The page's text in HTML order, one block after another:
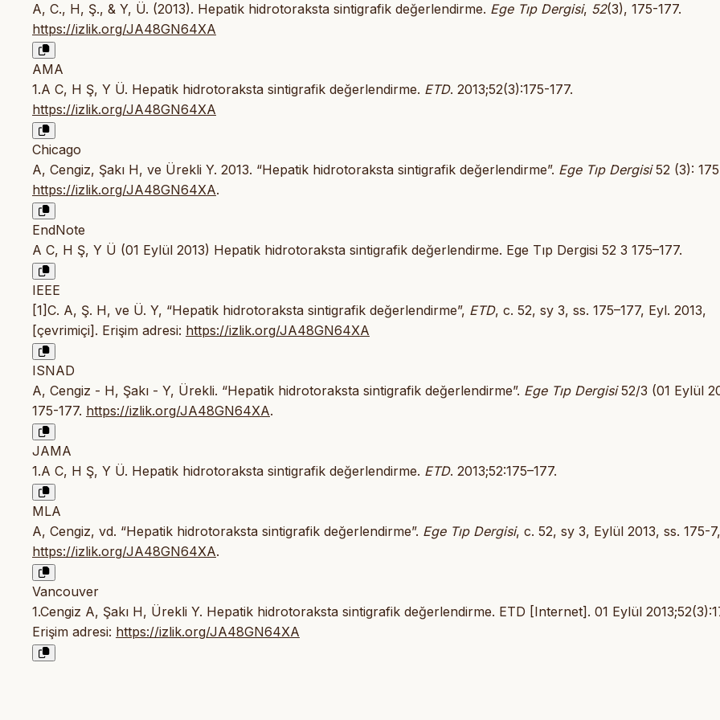
A, C., H, Ş., & Y, Ü. (2013). Hepatik hidrotoraksta sintigrafik değerlendirme. Ege Tıp Dergisi, 52(3), 175-177.
https://izlik.org/JA48GN64XA
AMA
1.A C, H Ş, Y Ü. Hepatik hidrotoraksta sintigrafik değerlendirme. ETD. 2013;52(3):175-177.
https://izlik.org/JA48GN64XA
Chicago
A, Cengiz, Şakı H, ve Ürekli Y. 2013. “Hepatik hidrotoraksta sintigrafik değerlendirme”. Ege Tıp Dergisi52 (3):
https://izlik.org/JA48GN64XA.
EndNote
A C, H Ş, Y Ü (01 Eylül 2013) Hepatik hidrotoraksta sintigrafik değerlendirme. Ege Tıp Dergisi 52 3 175–177.
IEEE
[1]C. A, Ş. H, ve Ü. Y, “Hepatik hidrotoraksta sintigrafik değerlendirme”, ETD, c. 52, sy 3, ss. 175–177, Eyl. 2013,
[çevrimiçi]. Erişim adresi: https://izlik.org/JA48GN64XA
ISNAD
A, Cengiz - H, Şakı - Y, Ürekli. “Hepatik hidrotoraksta sintigrafik değerlendirme”. Ege Tıp Dergisi52/3 (01 Eylül
175-177. https://izlik.org/JA48GN64XA.
JAMA
1.A C, H Ş, Y Ü. Hepatik hidrotoraksta sintigrafik değerlendirme. ETD. 2013;52:175–177.
MLA
A, Cengiz, vd. “Hepatik hidrotoraksta sintigrafik değerlendirme”. Ege Tıp Dergisi, c. 52, sy 3, Eylül 2013, ss. 175-7,
https://izlik.org/JA48GN64XA.
Vancouver
1.Cengiz A, Şakı H, Ürekli Y. Hepatik hidrotoraksta sintigrafik değerlendirme. ETD [Internet]. 01 Eylül
Erişim adresi: https://izlik.org/JA48GN64XA